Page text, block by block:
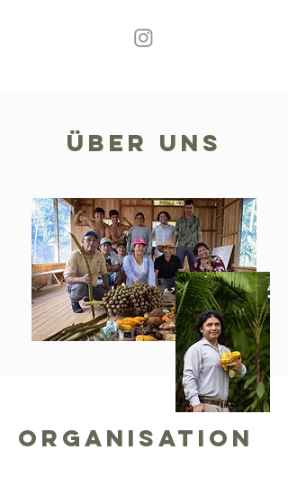
Über uns
Organisation